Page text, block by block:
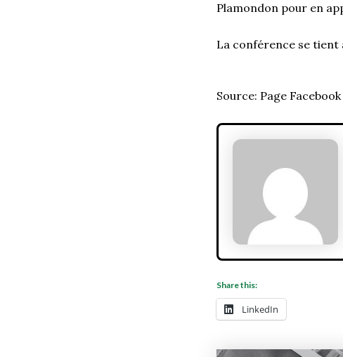
Plamondon pour en
La conférence se tient
Source: Page
Share this:
LinkedIn